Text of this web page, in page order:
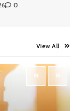
0
View All